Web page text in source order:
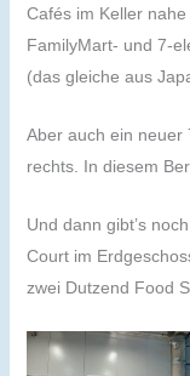
Cafés im Keller
FamilyMart- und 7-
(das gleiche aus
Aber auch ein neuer
rechts. In diesem
Und dann gibt’s
Court im
zwei Dutzend Food